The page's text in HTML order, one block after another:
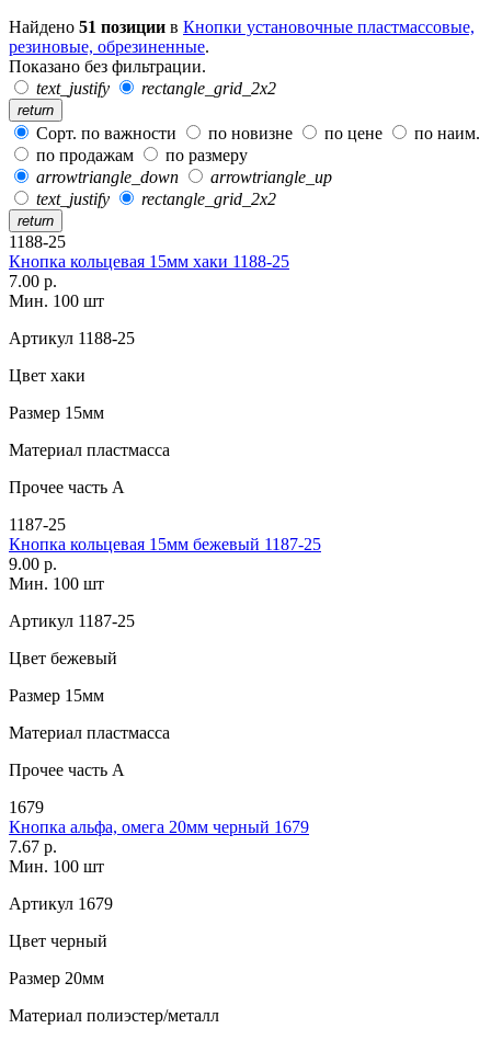
Найдено 51 позиции в Кнопки установочные пластмассовые,
резиновые, обрезиненные.
Показано без фильтрации.
text_justify
rectangle_grid_2x2
return
Сорт. по важности по новизне по цене
по наим.
по продажам
по размеру
arrowtriangle_down
arrowtriangle_up
text_justify
rectangle_grid_2x2
return
1188-25
Кнопка кольцевая 15мм хаки 1188-25
7.00 р.
Мин. 100 шт
Артикул 1188-25
Цвет хаки
Размер 15мм
Материал пластмасса
Прочее часть А
1187-25
Кнопка кольцевая 15мм бежевый 1187-25
9.00 р.
Мин. 100 шт
Артикул 1187-25
Цвет бежевый
Размер 15мм
Материал пластмасса
Прочее часть А
1679
Кнопка альфа, омега 20мм черный 1679
7.67 р.
Мин. 100 шт
Артикул 1679
Цвет черный
Размер 20мм
Материал полиэстер/металл